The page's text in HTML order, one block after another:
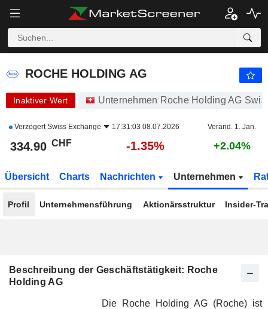
ROCHE HOLDING AG
ROCHE HOLDING AG
Inaktiver Wert Unternehmen Roche Holding AG
VerzögertSwiss Exchange 17:31:03 08.07.2026 Veränd. 1. Jan.
334.90 CHF -1.35% +2.04%
Übersicht Charts Nachrichten Unternehmen
Profil Unternehmensführung Aktionärsstruktur Insider-
Beschreibung der Geschäftstätigkeit: Roche
Holding AG
Die Roche Holding AG (Roche) ist